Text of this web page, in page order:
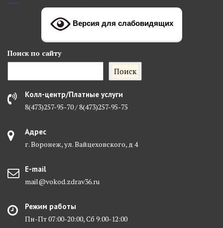
Версия для слабовидящих
Поиск по сайту
Поиск
Колл-центр/Платные услуги
8(473)257-95-70 / 8(473)257-95-75
Адрес
г. Воронеж, ул. Вайцеховского, д 4
E-mail
mail@vokod.zdrav36.ru
Режим работы
Пн-Пт 07:00-20:00, Сб 9:00-12:00